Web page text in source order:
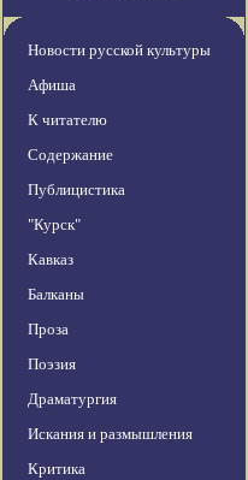
Новости русской культуры
Афиша
К читателю
Содержание
Публицистика
"Курск"
Кавказ
Балканы
Проза
Поэзия
Драматургия
Искания и размышления
Критика